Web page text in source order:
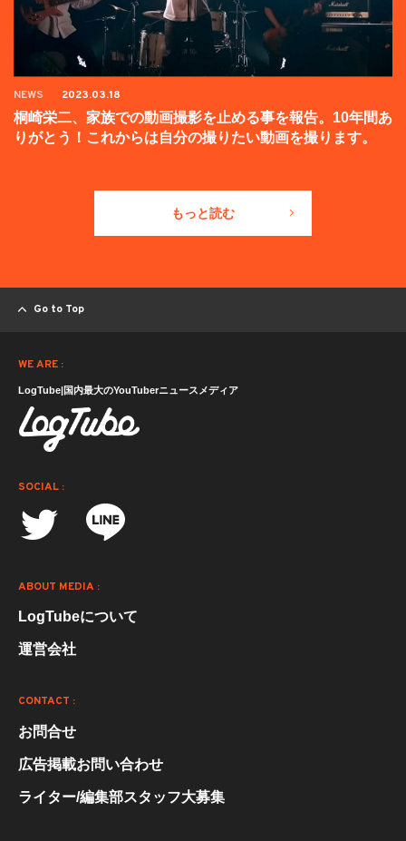
NEWS 2023.03.18
桐崎栄二、家族での動画撮影を止める事を報告。10年間あ
りがとう！これからは自分の撮りたい動画を撮ります。
もっと読む
Go to Top
WE ARE :
LogTube|国内最大のYouTuberニュースメディア
SOCIAL :
ABOUT MEDIA :
LogTubeについて
運営会社
CONTACT :
お問合せ
広告掲載お問い合わせ
ライター/編集部スタッフ大募集